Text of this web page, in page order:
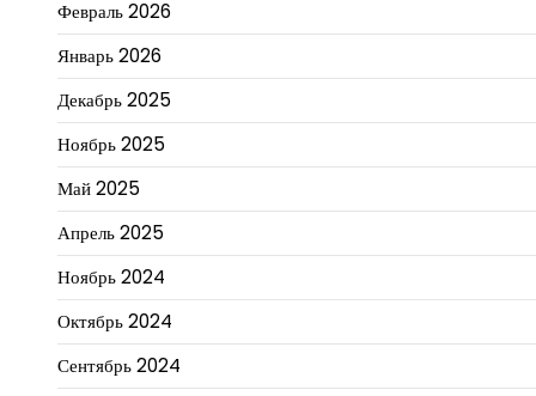
Февраль 2026
Январь 2026
Декабрь 2025
Ноябрь 2025
Май 2025
Апрель 2025
Ноябрь 2024
Октябрь 2024
Сентябрь 2024